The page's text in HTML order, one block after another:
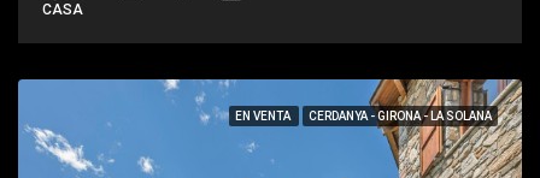
CASA
EN VENTA CERDANYA - GIRONA - LA SOLANA